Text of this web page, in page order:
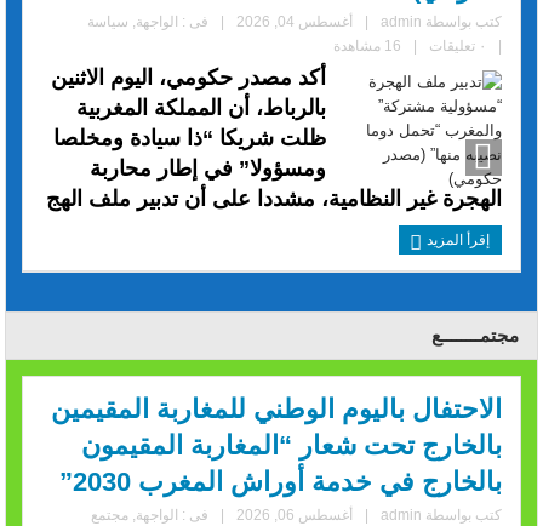
كتب بواسطة admin أغسطس 04, 2026 فى : الواجهة, سياسة
٠ تعليقات 16 مشاهدة
أكد مصدر حكومي، اليوم الاثنين
بالرباط، أن المملكة المغربية
ظلت شريكا “ذا سيادة ومخلصا
ومسؤولا” في إطار محاربة
الهجرة غير النظامية، مشددا على أن تدبير ملف الهج
إقرأ المزيد
مجتمــــــــع
الاحتفال باليوم الوطني للمغاربة المقيمين
بالخارج تحت شعار “المغاربة المقيمون
بالخارج في خدمة أوراش المغرب 2030”
كتب بواسطة admin أغسطس 06, 2026 فى : الواجهة,مجتمع